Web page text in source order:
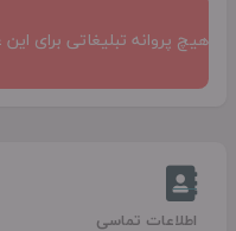
هیچ پروانه تبلیغاتی برای
اطلاعات تماسی